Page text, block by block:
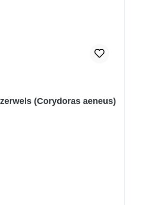
(Corydoras aeneus)